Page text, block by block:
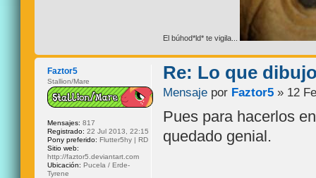
El búhod*ld* te vigila...
Re: Lo que
Mensaje por Faztor5 » 12
Pues para hacerlos
quedado genial.
Faztor5
Stallion/Mare
Mensajes: 817
Registrado: 22 Jul 2013, 22:15
Pony preferido: Flutter5hy | RD
Sitio web:
http://faztor5.deviantart.com
Ubicación: Pucela / Erde-
Tyrene